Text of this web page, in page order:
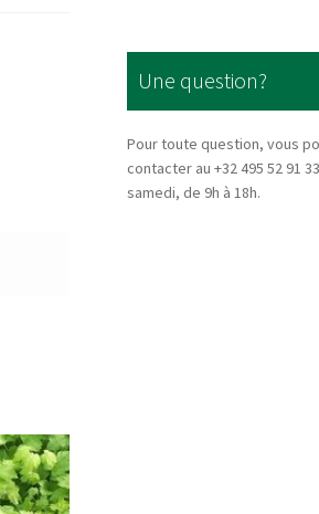
Une question?
Pour toute question, vous
contacter au +32 495 52 91
samedi, de 9h à 18h.